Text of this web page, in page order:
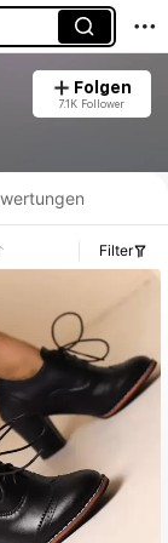
Folgen
7.1K Follower
Filter